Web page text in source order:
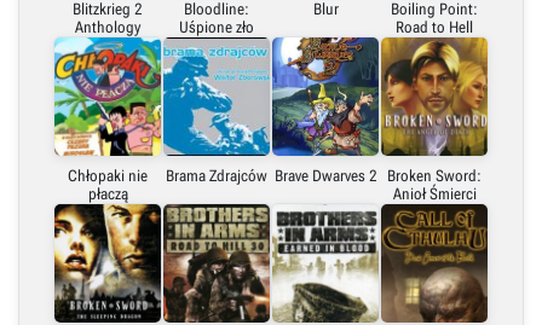
Blitzkrieg 2
Anthology
Bloodline:
Uśpione zło
Blur
Boiling Point:
Road to Hell
Chłopaki nie
płaczą
Brama Zdrajców Brave Dwarves 2
Broken Sword:
Anioł Śmierci